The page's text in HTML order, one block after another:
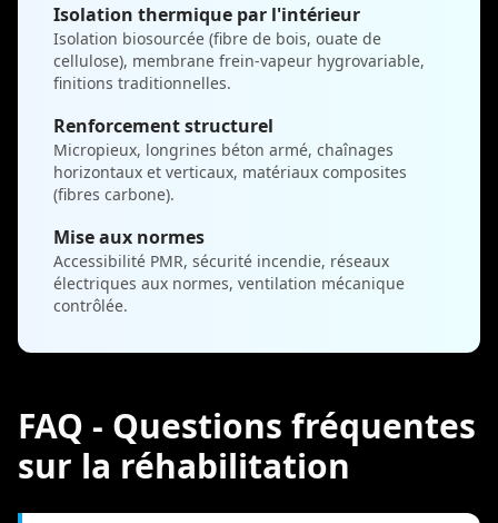
Isolation thermique par l'intérieur
Isolation biosourcée (fibre de bois, ouate de
cellulose), membrane frein-vapeur hygrovariable,
finitions traditionnelles.
Renforcement structurel
Micropieux, longrines béton armé, chaînages
horizontaux et verticaux, matériaux composites
(fibres carbone).
Mise aux normes
Accessibilité PMR, sécurité incendie, réseaux
électriques aux normes, ventilation mécanique
contrôlée.
FAQ - Questions fréquentes
sur la réhabilitation